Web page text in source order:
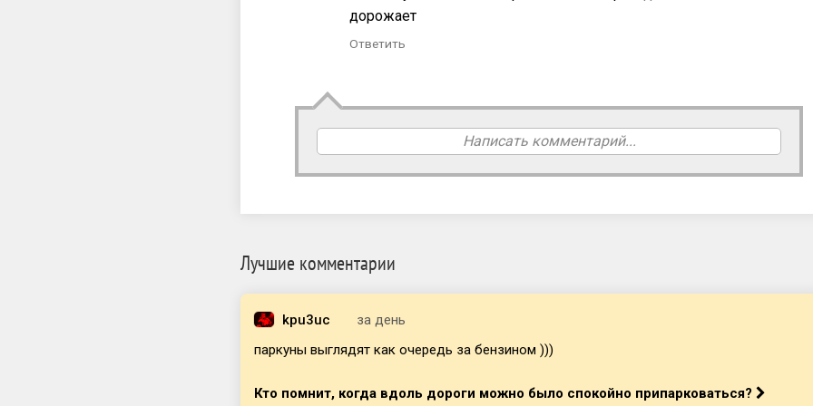
дорожает
Ответить
Написать комментарий...
Лучшие комментарии
kpu3uc
за день
паркуны выглядят как очередь за бензином )))
Кто помнит, когда вдоль дороги можно было спокойно припарковаться?